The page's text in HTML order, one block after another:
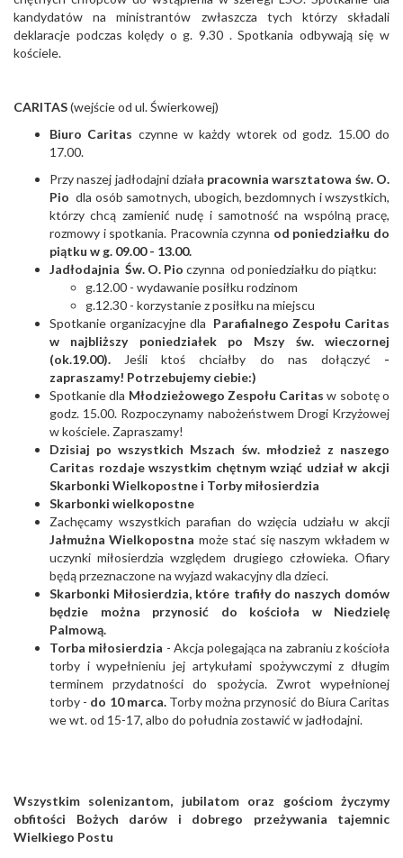
kandydatów na ministrantów zwłaszcza tych którzy składali
deklaracje podczas kolędy o g. 9.30 . Spotkania odbywają się w
kościele.
CARITAS(wejście od ul. Świerkowej)
Biuro Caritas czynne w każdy wtorek od godz. 15.00 do
17.00.
Przy naszej jadłodajni działa pracownia warsztatowa św. O.
Pio dla osób samotnych, ubogich, bezdomnych i wszystkich,
którzy chcą zamienić nudę i samotność na wspólną pracę,
rozmowy i spotkania. Pracownia czynna od poniedziałku do
piątku w g. 09.00 - 13.00.
Jadłodajnia Św. O. Pio czynna od poniedziałku do piątku:
g.12.00 - wydawanie posiłku rodzinom
g.12.30 - korzystanie z posiłku na miejscu
Spotkanie organizacyjne dla Parafialnego Zespołu Caritas
w najbliższy poniedziałek po Mszy św. wieczornej
(ok.19.00).
Jeśli ktoś chciałby do nas dołączyć -
zapraszamy! Potrzebujemy ciebie:)
Spotkanie dla Młodzieżowego Zespołu Caritas w sobotę o
godz. 15.00. Rozpoczynamy nabożeństwem Drogi Krzyżowej
w kościele. Zapraszamy!
Dzisiaj po wszystkich Mszach św. młodzież z naszego
Caritas rozdaje wszystkim chętnym wziąć udział w akcji
Skarbonki Wielkopostne i Torby miłosierdzia
Skarbonki wielkopostne
Zachęcamy wszystkich parafian do wzięcia udziału w akcji
Jałmużna Wielkopostna może stać się naszym wkładem w
uczynki miłosierdzia względem drugiego człowieka. Ofiary
będą przeznaczone na wyjazd wakacyjny dla dzieci.
Skarbonki Miłosierdzia, które trafiły do naszych domów
będzie można przynosić do kościoła w Niedzielę
Palmową.
Torba miłosierdzia - Akcja polegająca na zabraniu z kościoła
torby i wypełnieniu jej artykułami spożywczymi z długim
terminem przydatności do spożycia. Zwrot wypełnionej
torby - do 10 marca.Torby można przynosić do Biura Caritas
we wt. od 15-17, albo do południa zostawić w jadłodajni.
Wszystkim solenizantom, jubilatom oraz gościom życzymy
obfitości Bożych darów i dobrego przeżywania tajemnic
Wielkiego Postu